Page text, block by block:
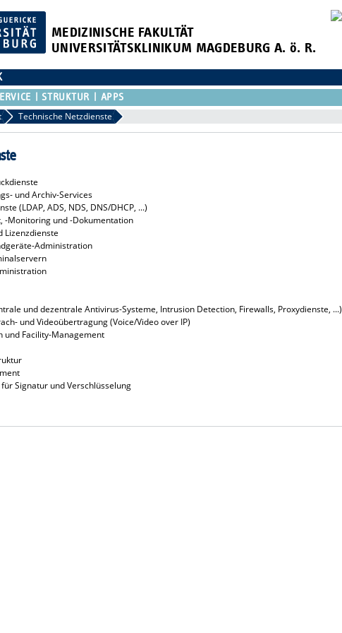
MEDIZINISCHE FAKULTÄT
UNIVERSITÄTSKLINIKUM MAGDEBURG A. ö. R.
STRUKTUR APPS
Technische Netzdienste
und Archiv-Services
(LDAP, ADS, NDS, DNS/DHCP, ...)
-Monitoring und -Dokumentation
Lizenzdienste
Administration
und dezentrale Antivirus-Systeme, Intrusion Detection, Firewalls, Proxydienste, ...)
und Videoübertragung (Voice/Video over IP)
und Facility-Management
Signatur und Verschlüsselung